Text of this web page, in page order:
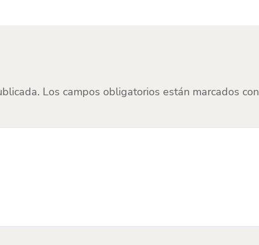
Los campos obligatorios están marcados con